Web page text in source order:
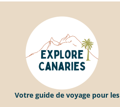
Votre guide de voyage pour